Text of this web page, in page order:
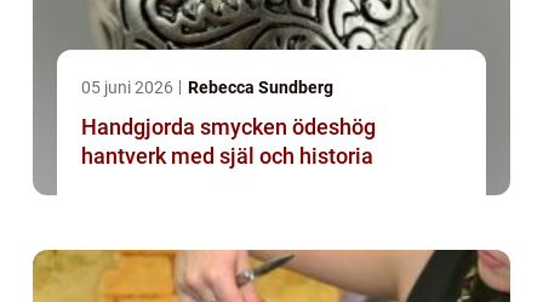
05 juni 2026 Rebecca Sundberg
Handgjorda smycken ödeshög
hantverk med själ och historia